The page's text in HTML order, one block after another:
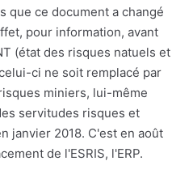
que ce document a changé
pour information, avant
(état des risques natuels et
ci ne soit remplacé par
miniers, lui-même
servitudes risques et
janvier 2018. C'est en août
de l'ESRIS, l'ERP.